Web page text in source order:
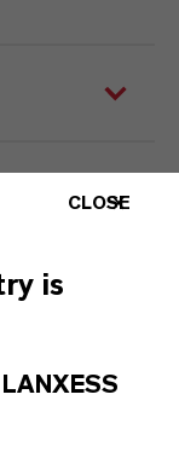
photos of the
material are
CLOSE
is
LANXESS